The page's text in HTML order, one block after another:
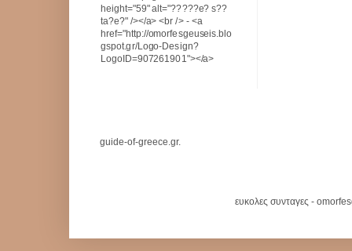
height="59" alt="?????e? s??
ta?e?" /></a> <br /> - <a
href="http://omorfesgeuseis.blo
gspot.gr/Logo-Design?
LogoID=907261901"></a>
guide-of-greece.gr.
ευκολες συνταγες -